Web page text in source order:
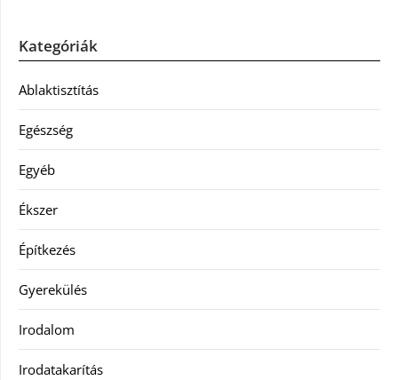
Kategóriák
Ablaktisztítás
Egészség
Egyéb
Ékszer
Építkezés
Gyerekülés
Irodalom
Irodatakarítás